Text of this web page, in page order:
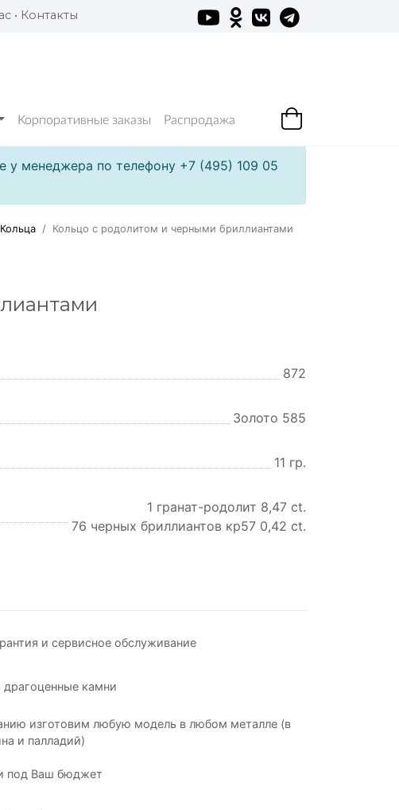
• Контакты
Корпоративные заказы Распродажа
у менеджера по телефону +7 (495) 109 05
Кольца Кольцо с родолитом и черными бриллиантами
872
Золото 585
11 гр.
1 гранат-родолит 8,47 ct.
76 черных бриллиантов кр57 0,42 ct.
и сервисное обслуживание
камни
изготовим любую модель в любом металле (в
и палладий)
под Ваш бюджет